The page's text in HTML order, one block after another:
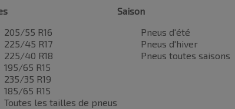
205/55 R16
225/45 R17
225/40 R18
195/65 R15
235/35 R19
185/65 R15
Toutes les tailles de pneus
Saison
Pneus d'été
Pneus d'hiver
Pneus toutes saisons